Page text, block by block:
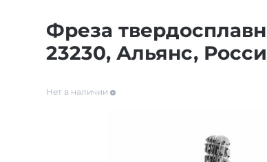
Фреза
23230, Альянс,
Нет в наличии